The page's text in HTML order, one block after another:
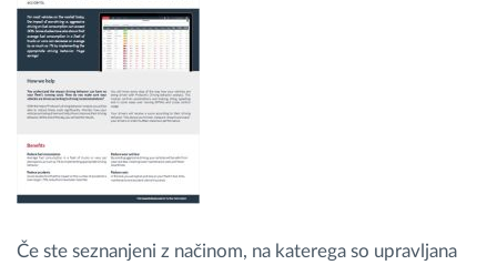
Nadzor nad dostopom
Upravljanje porabe goriva
Samodejno prepoznavanje voznika
Odkrijte vse funkcije
Če ste seznanjeni z načinom, na katerega so upravljana